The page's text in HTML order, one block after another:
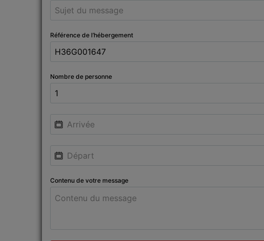
Référence de l’hébergement
Nombre de personne
Contenu de votre message